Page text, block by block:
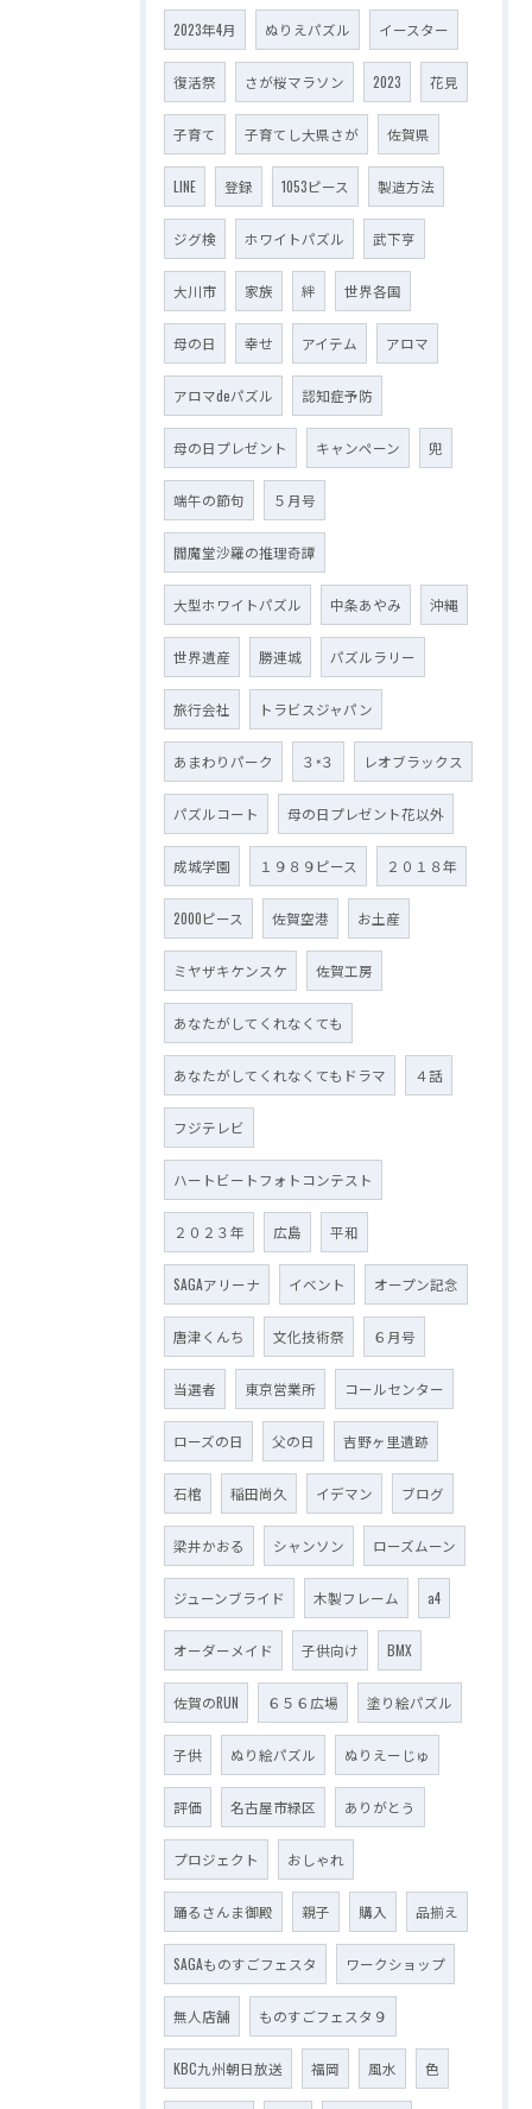
2023年4月 ぬりえパズル イースター
復活祭 さが桜マラソン 2023 花見
子育て 子育てし大県さが 佐賀県
LINE 登録 1053ピース 製造方法
ジグ検 ホワイトパズル 武下亨
大川市 家族 絆 世界各国
母の日 幸せ アイテム アロマ
アロマdeパズル 認知症予防
母の日プレゼント キャンペーン 兜
端午の節句 ５月号
閻魔堂沙羅の推理奇譚
大型ホワイトパズル 中条あやみ 沖縄
世界遺産 勝連城 パズルラリー
旅行会社 トラビスジャパン
あまわりパーク ３×３ レオブラックス
パズルコート 母の日プレゼント花以外
成城学園 １９８９ピース ２０１８年
2000ピース 佐賀空港 お土産
ミヤザキケンスケ 佐賀工房
あなたがしてくれなくても
あなたがしてくれなくてもドラマ ４話
フジテレビ
ハートビートフォトコンテスト
２０２３年 広島 平和
SAGAアリーナ イベント オープン記念
唐津くんち 文化技術祭 ６月号
当選者 東京営業所 コールセンター
ローズの日 父の日 吉野ヶ里遺跡
石棺 稲田尚久 イデマン ブログ
梁井かおる シャンソン ローズムーン
ジューンブライド 木製フレーム a4
オーダーメイド 子供向け BMX
佐賀のRUN ６５６広場 塗り絵パズル
子供 ぬり絵パズル ぬりえーじゅ
評価 名古屋市緑区 ありがとう
プロジェクト おしゃれ
踊るさんま御殿 親子 購入 品揃え
SAGAものすごフェスタ ワークショップ
無人店舗 ものすごフェスタ９
KBC九州朝日放送 福岡 風水 色